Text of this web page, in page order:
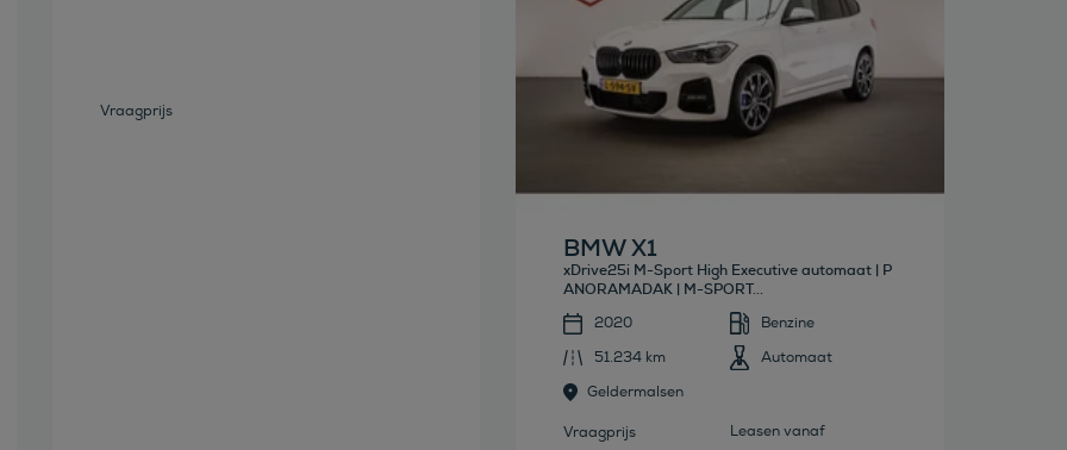
Vraagprijs
BMW X1
xDrive25i M-Sport High Executive automaat | P
ANORAMADAK | M-SPORT...
2020
Benzine
51.234 km
Automaat
Geldermalsen
Vraagprijs Leasen vanaf